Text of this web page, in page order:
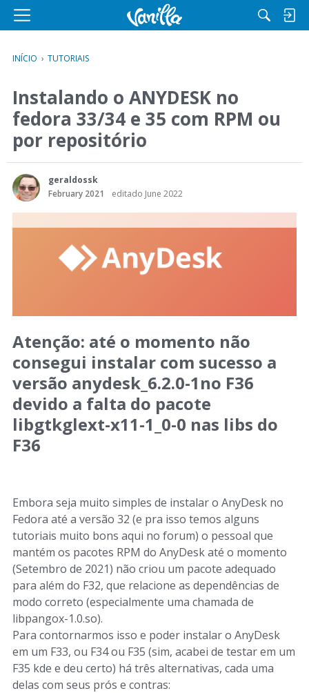
M
n
u
INÍCIO › TUTORIAIS
Instalando o ANYDESK no
fedora 33/34 e 35 com RPM ou
por repositório
geraldossk
February 2021
editado June 2022
Atenção: até o momento não
consegui instalar com sucesso a
versão anydesk_6.2.0-1no F36
devido a falta do pacote
libgtkglext-x11-1_0-0 nas libs do
F36
Embora seja muito simples de instalar o AnyDesk no
Fedora até a versão 32 (e pra isso temos alguns
tutoriais muito bons aqui no forum) o pessoal que
mantém os pacotes RPM do AnyDesk até o momento
(Setembro de 2021) não criou um pacote adequado
para além do F32, que relacione as dependências de
modo correto (especialmente uma chamada de
libpangox-1.0.so).
Para contornarmos isso e poder instalar o AnyDesk
em um F33, ou F34 ou F35 (sim, acabei de testar em um
F35 kde e deu certo) há três alternativas, cada uma
delas com seus prós e contras: